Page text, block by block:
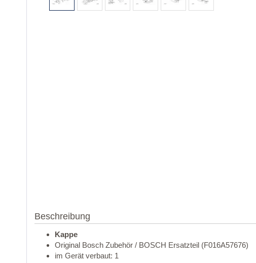
Beschreibung
Kappe
Original Bosch Zubehör / BOSCH Ersatzteil (F016A57676)
im Gerät verbaut: 1